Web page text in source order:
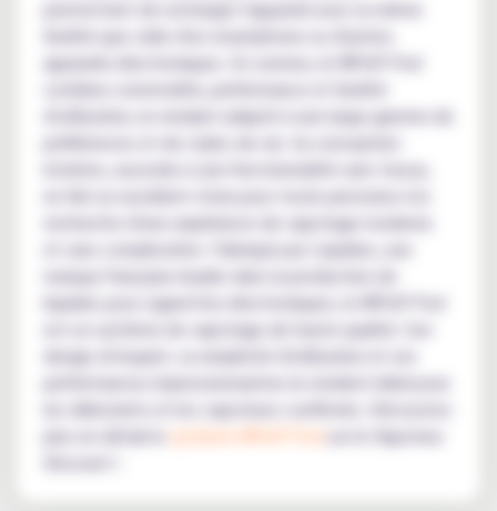
permettant de recharger l'appareil avec la même
appareils électroniques. En somme, le WPuff Pod
d'utilisation, le rendant adapté à une large gamme de
intuitive, associée à une fonctionnalité sans tracas,
recherche d'une expérience de vapotage moderne
et sans complication. Fabriqué par Liquideo, une
marque française leader dans la production de
liquides pour cigarettes électroniques, le WPuff Pod
est un système de vapotage de haute qualité. Son
design attrayant, sa simplicité d'utilisation et ses
performances impressionnantes le rendent idéal pour
les débutants et les vapoteurs confirmés. Découvrez
sur le Vapoteur